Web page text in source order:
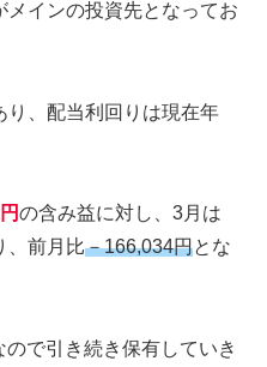
インの投資先となってお
り、配当利回りは現在年
の含み益に対し、3月は
、前月比－166,034円とな
で引き続き保有していき